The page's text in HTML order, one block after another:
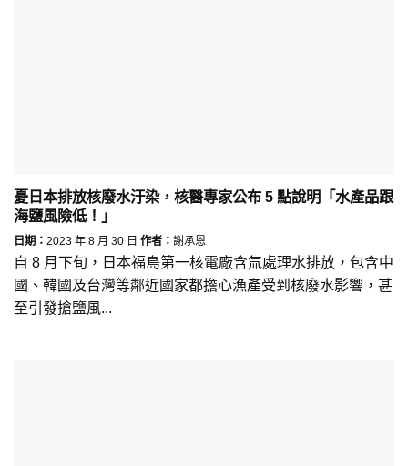
憂日本排放核廢水汙染，核醫專家公布 5 點說明「水產品跟
海鹽風險低！」
日期： 2023 年 8 月 30 日 作者： 謝承恩
自 8 月下旬，日本福島第一核電廠含氚處理水排放，包含中
國、韓國及台灣等鄰近國家都擔心漁產受到核廢水影響，甚
至引發搶鹽風...